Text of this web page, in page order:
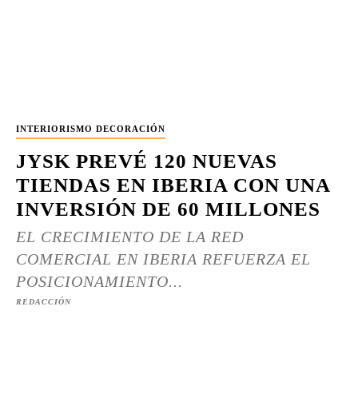
INTERIORISMO DECORACIÓN
JYSK PREVÉ 120 NUEVAS
TIENDAS EN IBERIA CON UNA
INVERSIÓN DE 60 MILLONES
EL CRECIMIENTO DE LA RED
COMERCIAL EN IBERIA REFUERZA EL
POSICIONAMIENTO...
REDACCIÓN